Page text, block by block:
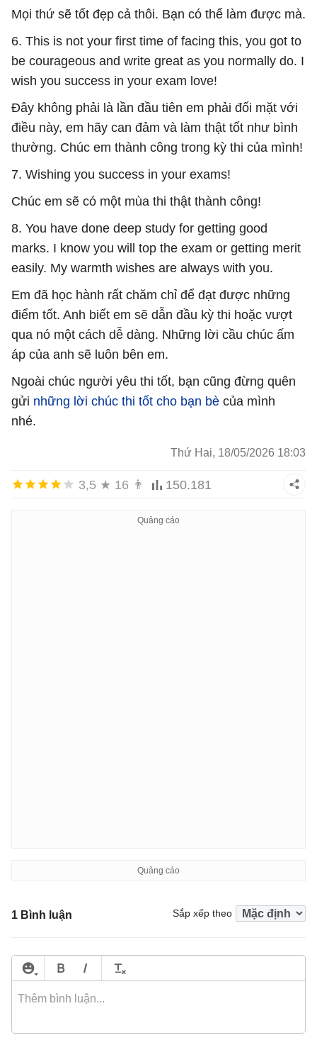
Mọi thứ sẽ tốt đẹp cả thôi. Bạn có thể làm được mà.
6. This is not your first time of facing this, you got to
be courageous and write great as you normally do. I
wish you success in your exam love!
Đây không phải là lần đầu tiên em phải đối mặt với
điều này, em hãy can đảm và làm thật tốt như bình
thường. Chúc em thành công trong kỳ thi của mình!
7. Wishing you success in your exams!
Chúc em sẽ có một mùa thi thật thành công!
8. You have done deep study for getting good
marks. I know you will top the exam or getting merit
easily. My warmth wishes are always with you.
Em đã học hành rất chăm chỉ để đạt được những
điểm tốt. Anh biết em sẽ dẫn đầu kỳ thi hoặc vượt
qua nó một cách dễ dàng. Những lời cầu chúc ấm
áp của anh sẽ luôn bên em.
Ngoài chúc người yêu thi tốt, bạn cũng đừng quên
gửi những lời chúc thi tốt cho bạn bè của mình
nhé.
Thứ Hai, 18/05/2026 18:03
3,5 ★ 16 👨 150.181
1 Bình luận Sắp xếp theo